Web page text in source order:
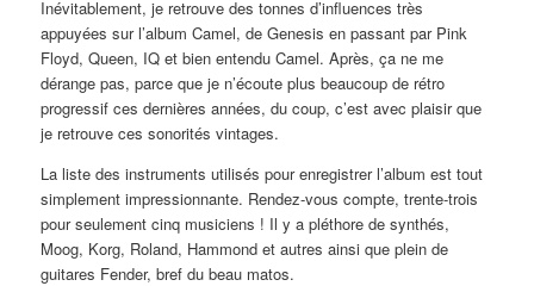
Inévitablement, je retrouve des tonnes d’influences très
appuyées sur l’album Camel, de Genesis en passant par Pink
Floyd, Queen, IQ et bien entendu Camel. Après, ça ne me
dérange pas, parce que je n’écoute plus beaucoup de rétro
progressif ces dernières années, du coup, c’est avec plaisir que
je retrouve ces sonorités vintages.
La liste des instruments utilisés pour enregistrer l’album est tout
simplement impressionnante. Rendez-vous compte, trente-trois
pour seulement cinq musiciens ! Il y a pléthore de synthés,
Moog, Korg, Roland, Hammond et autres ainsi que plein de
guitares Fender, bref du beau matos.